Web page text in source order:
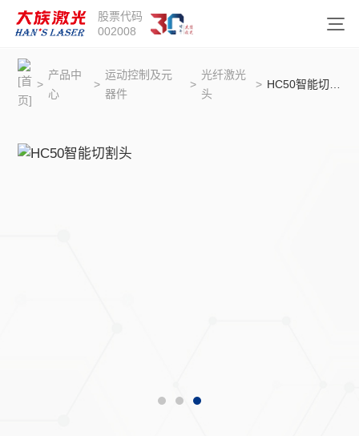
股票代码
002008
>
产品中
心
>
运动控制及元
器件
>
光纤激光
头
>